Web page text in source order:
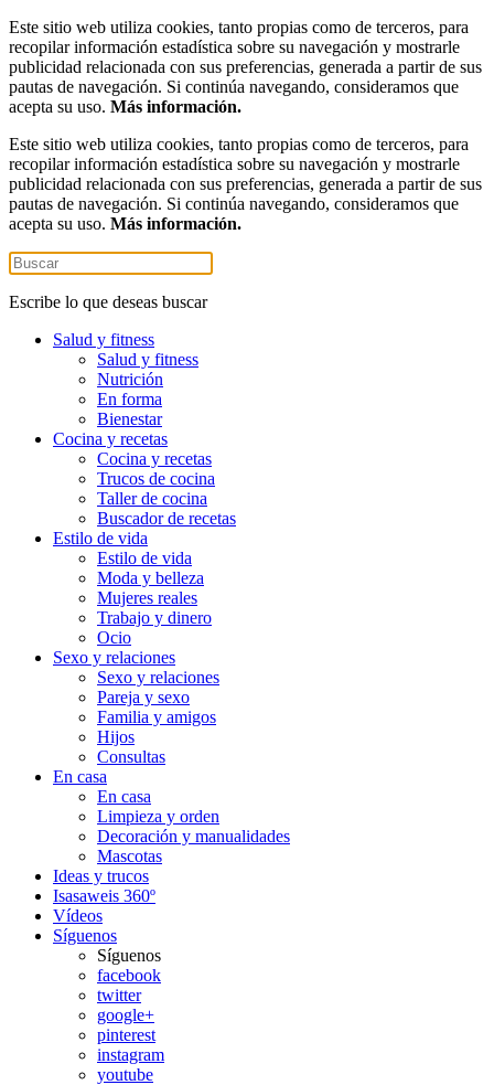
Este sitio web utiliza cookies, tanto propias como de terceros, para
recopilar información estadística sobre su navegación y mostrarle
publicidad relacionada con sus preferencias, generada a partir de sus
pautas de navegación. Si continúa navegando, consideramos que
acepta su uso. Más información.
Este sitio web utiliza cookies, tanto propias como de terceros, para
recopilar información estadística sobre su navegación y mostrarle
publicidad relacionada con sus preferencias, generada a partir de sus
pautas de navegación. Si continúa navegando, consideramos que
acepta su uso. Más información.
Escribe lo que deseas buscar
Salud y fitness
Salud y fitness
Nutrición
En forma
Bienestar
Cocina y recetas
Cocina y recetas
Trucos de cocina
Taller de cocina
Buscador de recetas
Estilo de vida
Estilo de vida
Moda y belleza
Mujeres reales
Trabajo y dinero
Ocio
Sexo y relaciones
Sexo y relaciones
Pareja y sexo
Familia y amigos
Hijos
Consultas
En casa
En casa
Limpieza y orden
Decoración y manualidades
Mascotas
Ideas y trucos
Isasaweis 360º
Vídeos
Síguenos
Síguenos
facebook
twitter
google+
pinterest
instagram
youtube